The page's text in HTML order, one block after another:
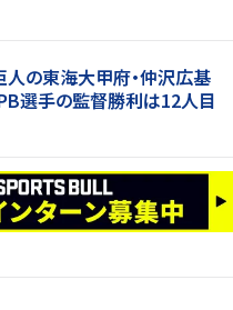
人の東海大甲府・仲沢広基
選手の監督勝利は12人目